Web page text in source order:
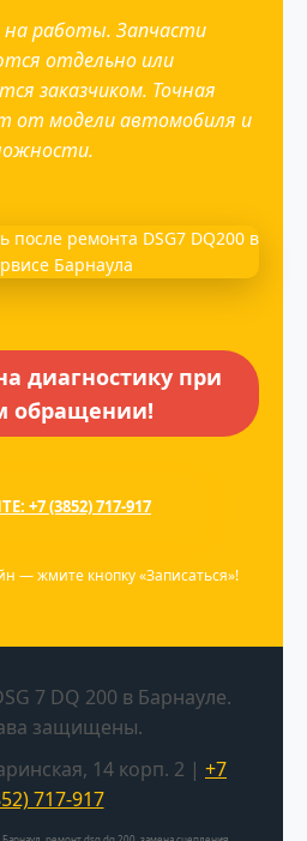
на работы. Запчасти
отдельно или
заказчиком. Точная
от модели автомобиля и
диагностику при
обращении!
+7 (3852) 717-917
— жмите кнопку «Записаться»!
7 DQ 200 в Барнауле.
защищены.
14 корп. 2 | +7
717-917